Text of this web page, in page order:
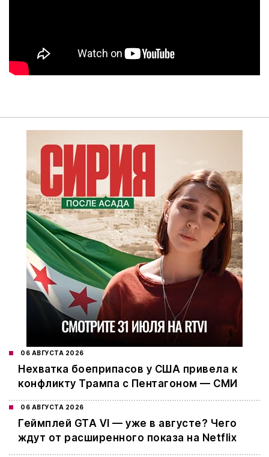
06 АВГУСТА 2026
Нехватка боеприпасов у США привела к
конфликту Трампа с Пентагоном — СМИ
06 АВГУСТА 2026
Геймплей GTA VI — уже в августе? Чего
ждут от расширенного показа на Netflix